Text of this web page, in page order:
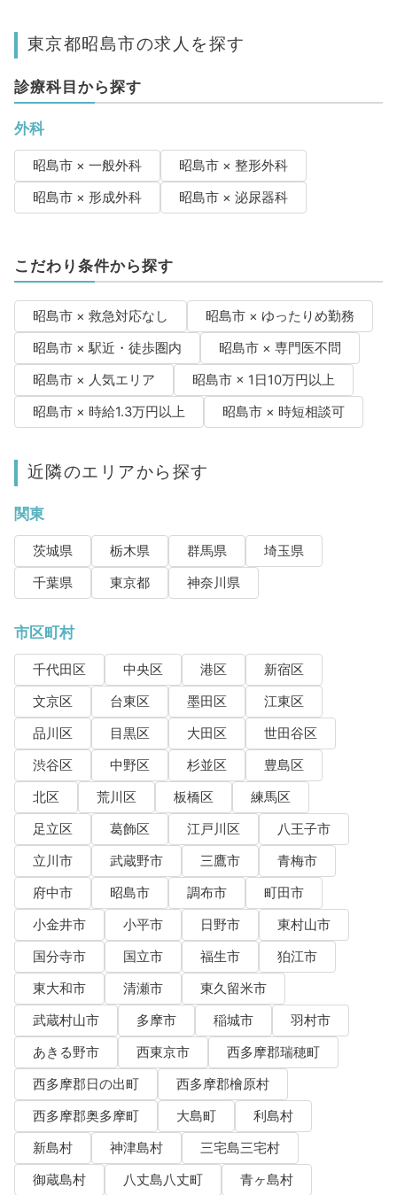
東京都昭島市の求人を探す
診療科目から探す
外科
昭島市 × 一般外科
昭島市 × 整形外科
昭島市 × 形成外科
昭島市 × 泌尿器科
こだわり条件から探す
昭島市 × 救急対応なし
昭島市 × ゆったりめ勤務
昭島市 × 駅近・徒歩圏内
昭島市 × 専門医不問
昭島市 × 人気エリア
昭島市 × 1日10万円以上
昭島市 × 時給1.3万円以上
昭島市 × 時短相談可
近隣のエリアから探す
関東
茨城県 栃木県 群馬県
埼玉県
千葉県
東京都 神奈川県
市区町村
千代田区 中央区 港区
新宿区
文京区
台東区 墨田区
江東区
品川区
目黒区 大田区
世田谷区
渋谷区
中野区 杉並区
豊島区
北区
荒川区 板橋区
練馬区
足立区
葛飾区 江戸川区
八王子市
立川市
武蔵野市 三鷹市
青梅市
府中市
昭島市 調布市
町田市
小金井市
小平市 日野市
東村山市
国分寺市
国立市 福生市
狛江市
東大和市
清瀬市
東久留米市
武蔵村山市
多摩市 稲城市
羽村市
あきる野市
西東京市
西多摩郡瑞穂町
西多摩郡日の出町
西多摩郡檜原村
西多摩郡奥多摩町
大島町
利島村
新島村
神津島村
三宅島三宅村
御蔵島村
八丈島八丈町 青ヶ島村